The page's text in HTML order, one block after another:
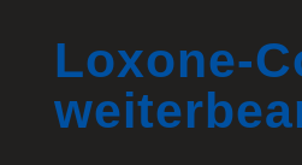
Loxone-